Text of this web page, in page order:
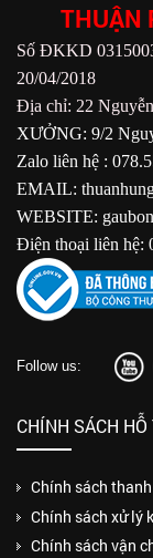
THUẬN
Số ĐKKD
20/04/2018
Địa chỉ: 22
XƯỞNG: 9/2
Zalo liên hệ :
EMAIL:
WEBSITE:
Điện thoại liên hệ:
Follow us:
CHÍNH SÁCH HỖ
Chính sách
Chính sách xử lý
Chính sách vận